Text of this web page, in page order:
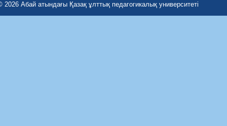
2026 Абай атындағы Қазақ ұлттық педагогикалық университеті